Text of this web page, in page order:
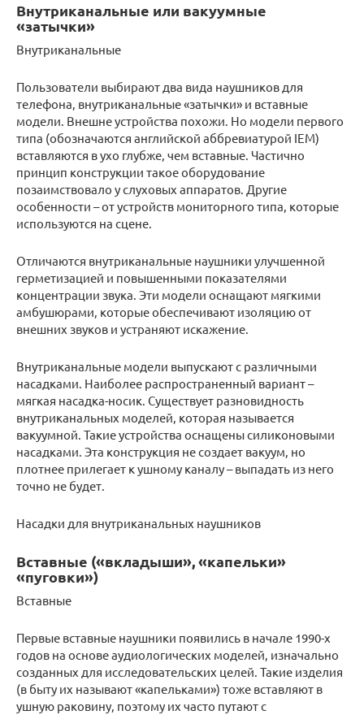
Внутриканальные или вакуумные
«затычки»
Внутриканальные
Пользователи выбирают два вида наушников для
телефона, внутриканальные «затычки» и вставные
модели. Внешне устройства похожи. Но модели первого
типа (обозначаются английской аббревиатурой IEM)
вставляются в ухо глубже, чем вставные. Частично
принцип конструкции такое оборудование
позаимствовало у слуховых аппаратов. Другие
особенности – от устройств мониторного типа, которые
используются на сцене.
Отличаются внутриканальные наушники улучшенной
герметизацией и повышенными показателями
концентрации звука. Эти модели оснащают мягкими
амбушюрами, которые обеспечивают изоляцию от
внешних звуков и устраняют искажение.
Внутриканальные модели выпускают с различными
насадками. Наиболее распространенный вариант –
мягкая насадка-носик. Существует разновидность
внутриканальных моделей, которая называется
вакуумной. Такие устройства оснащены силиконовыми
насадками. Эта конструкция не создает вакуум, но
плотнее прилегает к ушному каналу – выпадать из него
точно не будет.
Насадки для внутриканальных наушников
Вставные («вкладыши», «капельки»
«пуговки»)
Вставные
Первые вставные наушники появились в начале 1990-х
годов на основе аудиологических моделей, изначально
созданных для исследовательских целей. Такие изделия
(в быту их называют «капельками») тоже вставляют в
ушную раковину, поэтому их часто путают с